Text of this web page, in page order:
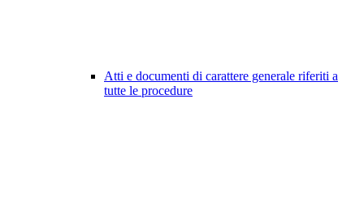
Atti e documenti di carattere generale riferiti a
tutte le procedure